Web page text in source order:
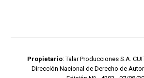
Propietario: Talar Producciones S.A.
Dirección Nacional de Derecho de